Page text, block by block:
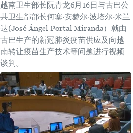
越南卫生部长阮青龙6月16日与古巴公
共卫生部部长何塞·安赫尔·波塔尔·米兰
达(José Ángel Portal Miranda）就由
古巴生产的新冠肺炎疫苗供应及向越
南转让疫苗生产技术等问题进行视频
谈判。